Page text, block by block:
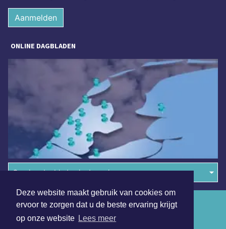
Deze website maakt gebruik van cookies om
ervoor te zorgen dat u de beste ervaring krijgt
op onze website Lees meer
Aanmelden
ONLINE DAGBLADEN
Overige dagbladen in de regio
Algemene voorwaarden
Disclaimer